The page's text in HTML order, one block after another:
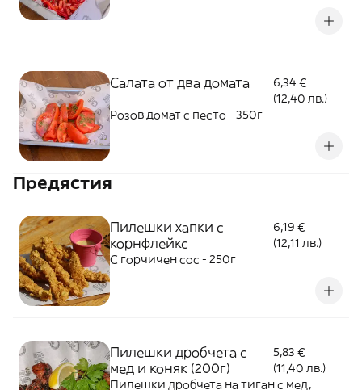
Салата от два домата
6,34 €
(12,40 лв.)
Розов домат с песто - 350г
Предястия
Пилешки хапки с
корнфлейкс
6,19 €
(12,11 лв.)
С горчичен сос - 250г
Пилешки дробчета с
мед и коняк (200г)
5,83 €
(11,40 лв.)
Пилешки дробчета на тиган с мед,